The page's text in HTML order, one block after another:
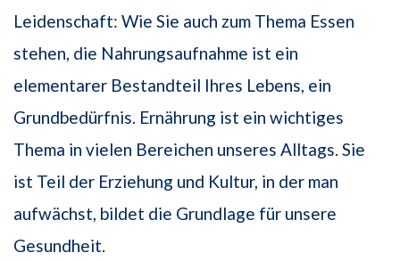
Leidenschaft: Wie Sie auch zum Thema Essen
stehen, die Nahrungsaufnahme ist ein
elementarer Bestandteil Ihres Lebens, ein
Grundbedürfnis. Ernährung ist ein wichtiges
Thema in vielen Bereichen unseres Alltags. Sie
ist Teil der Erziehung und Kultur, in der man
aufwächst, bildet die Grundlage für unsere
Gesundheit.